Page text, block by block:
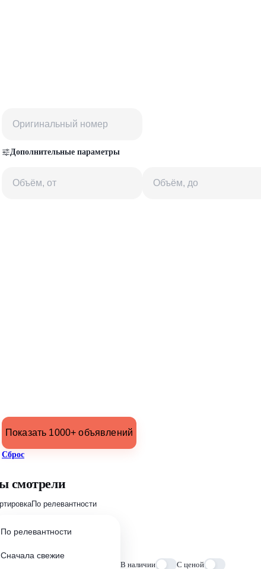
Дополнительные параметры
Показать 1000+ объявлений
Сброс
смотрели
По релевантности
По релевантности
Сначала свежие
В наличии С ценой